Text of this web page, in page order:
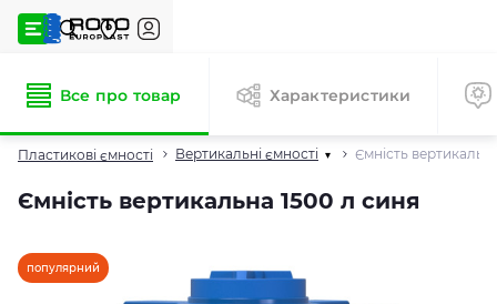
Пластикові ємності Вертикальні ємності ▾ Ємність
Ємність вертикальна 1500 л синя
Все про товар Характеристики
популярний